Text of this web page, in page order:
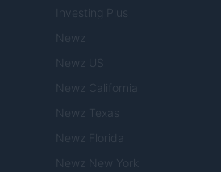
Investing Plus
Newz
Newz US
Newz California
Newz Texas
Newz Florida
Newz New York